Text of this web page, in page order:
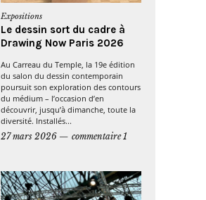
Expositions
Le dessin sort du cadre à
Drawing Now Paris 2026
Au Carreau du Temple, la 19e édition
du salon du dessin contemporain
poursuit son exploration des contours
du médium – l’occasion d’en
découvrir, jusqu’à dimanche, toute la
diversité. Installés...
27 mars 2026
commentaire 1